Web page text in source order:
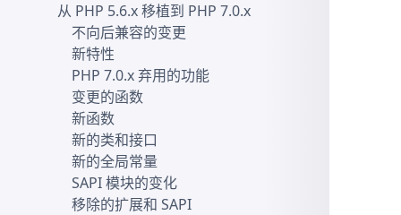
从 PHP 5.6.x 移植到 PHP 7.0.x
不向后兼容的变更
新特性
PHP 7.0.x 弃用的功能
变更的函数
新函数
新的类和接口
新的全局常量
SAPI 模块的变化
移除的扩展和 SAPI